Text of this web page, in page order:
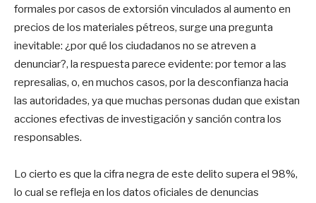
formales por casos de extorsión vinculados al aumento en
precios de los materiales pétreos, surge una pregunta
inevitable: ¿por qué los ciudadanos no se atreven a
denunciar?, la respuesta parece evidente: por temor a las
represalias, o, en muchos casos, por la desconfianza hacia
las autoridades, ya que muchas personas dudan que existan
acciones efectivas de investigación y sanción contra los
responsables.
Lo cierto es que la cifra negra de este delito supera el 98%,
lo cual se refleja en los datos oficiales de denuncias